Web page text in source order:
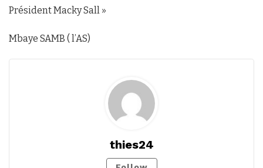
Président Macky Sall »
Mbaye SAMB ( l’AS)
thies24